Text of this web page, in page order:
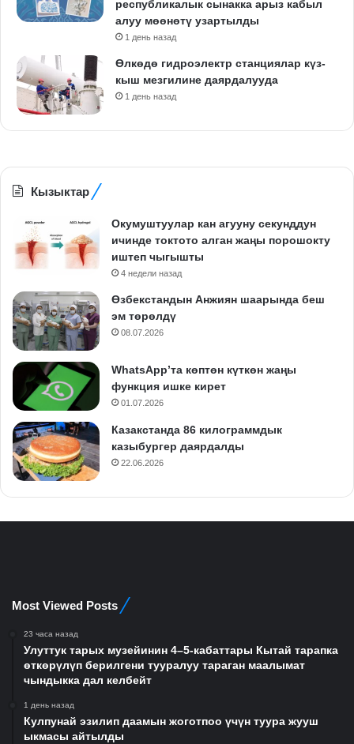
республикалык сынакка арыз кабыл
алуу мөөнөтү узартылды
1 день назад
Өлкөдө гидроэлектр станциялар күз-
кыш мезгилине даярдалууда
1 день назад
Кызыктар
Окумуштуулар кан агууну секунддун
ичинде токтото алган жаңы порошокту
иштеп чыгышты
4 недели назад
Өзбекстандын Анжиян шаарында беш
эм төрөлдү
08.07.2026
WhatsApp’та көптөн күткөн жаңы
функция ишке кирет
01.07.2026
Казакстанда 86 килограммдык
казыбургер даярдалды
22.06.2026
Most Viewed Posts
23 часа назад
Улуттук тарых музейинин 4–5-кабаттары Кытай тарапка
өткөрүлүп берилгени тууралуу тараган маалымат
чындыкка дал келбейт
1 день назад
Кулпунай эзилип даамын жоготпоо үчүн туура жууш
ыкмасы айтылды